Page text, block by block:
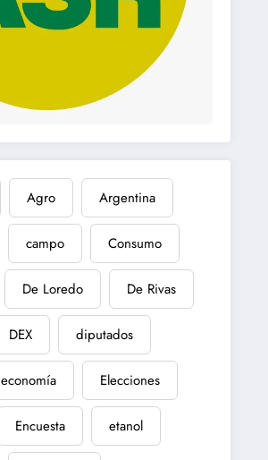
Agro Argentina
campo Consumo
De Loredo De Rivas
DEX diputados
economía Elecciones
Encuesta etanol